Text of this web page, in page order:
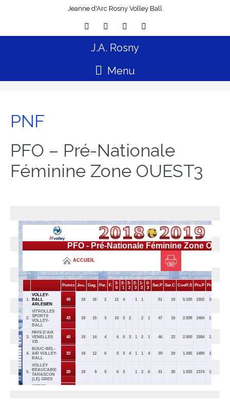
Jeanne d'Arc Rosny Volley Ball
J.A. Rosny
Menu
PNF
PFO – Pré-Nationale
Féminine Zone OUEST3